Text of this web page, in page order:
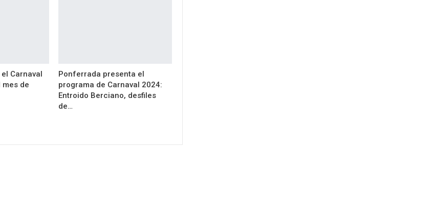
Carnaval
mes de
Ponferrada presenta el
programa de Carnaval 2024:
Entroido Berciano, desfiles
de…